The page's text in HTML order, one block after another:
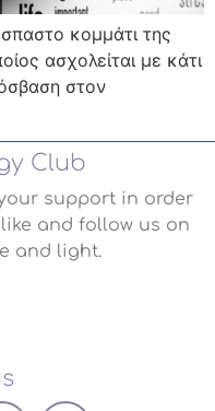
κομμάτι της
ασχολείται με κάτι
στον
Club
support in order
and follow us on
and light.